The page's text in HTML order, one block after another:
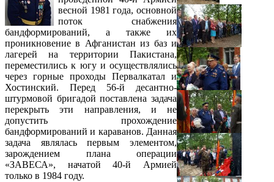
весной 1981 года, основной
поток снабжения
бандформирований, а также их
проникновение в Афганистан из баз и
лагерей на территории Пакистана,
переместились к югу и осуществлялись
через горные проходы Первалкатал и
Хостинский. Перед 56-й десантно-
штурмовой бригадой поставлена задача
перекрыть эти направления, и не
допустить прохождение
бандформирований и караванов. Данная
задача являлась первым элементом,
зарождением плана операции
«ЗАВЕСА», начатой 40-й Армией
только в 1984 году.